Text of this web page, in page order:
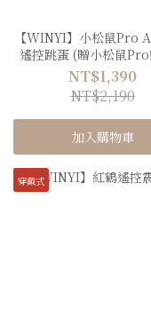
【WINYI】小松鼠Pro
遙控跳蛋 (贈小松鼠
守)
NT$1,390
NT$2,190
加入購物車
穿戴式